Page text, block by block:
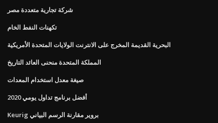
شركة تجارية متعددة مصر
تكهنات النفط الخام
البحرية القديمة المخرج على الانترنت الولايات المتحدة الأمريكية
المملكة المتحدة منحنى العائد التاريخ
صيغة معدل استخدام المعدات
أفضل برنامج تداول يومي 2020
Keurig بروير مقارنة الرسم البياني